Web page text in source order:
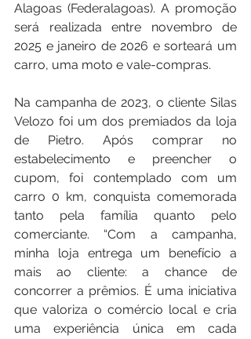
Alagoas (Federalagoas). A promoção
será realizada entre novembro de
2025 e janeiro de 2026 e sorteará um
carro, uma moto e vale-compras.
Na campanha de 2023, o cliente Silas
Velozo foi um dos premiados da loja
de Pietro. Após comprar no
estabelecimento e preencher o
cupom, foi contemplado com um
carro 0 km, conquista comemorada
tanto pela família quanto pelo
comerciante. “Com a campanha,
minha loja entrega um benefício a
mais ao cliente: a chance de
concorrer a prêmios. É uma iniciativa
que valoriza o comércio local e cria
uma experiência única em cada